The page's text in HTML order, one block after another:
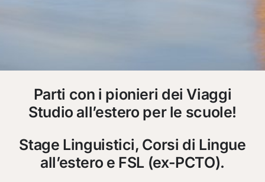
Parti con i pionieri dei Viaggi
Studio all’estero per le scuole!
Stage Linguistici, Corsi di Lingue
all’estero e FSL (ex-PCTO).